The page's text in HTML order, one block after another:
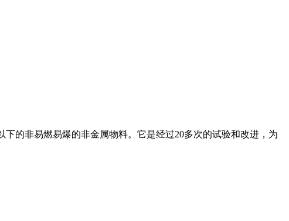
的非易燃易爆的非金属物料。它是经过20多次的试验和改进，为